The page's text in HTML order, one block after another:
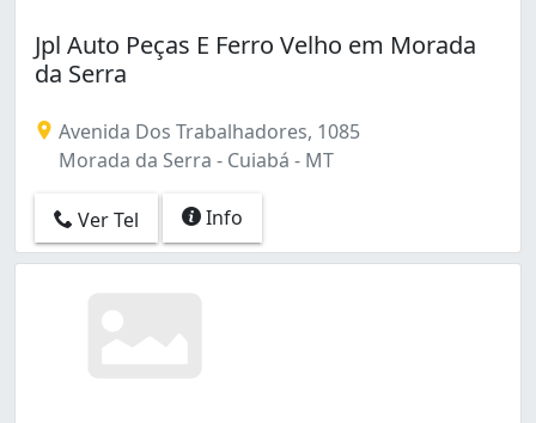
Jpl Auto Peças E Ferro Velho em Morada
da Serra
Avenida Dos Trabalhadores, 1085
Morada da Serra - Cuiabá - MT
Ver Tel Info